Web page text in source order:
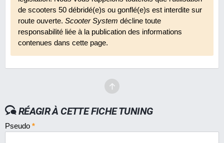
8.9
Guidon TNT cross Downhill
En 2011 8.3 22 €
positions
de scooters 50 débridé(e)s ou gonflé(e)s est interdite sur
route ouverte. Scooter System décline toute
responsabilité liée à la publication des informations
contenues dans cette page.
RÉAGIR À CETTE FICHE TUNING
Pseudo *